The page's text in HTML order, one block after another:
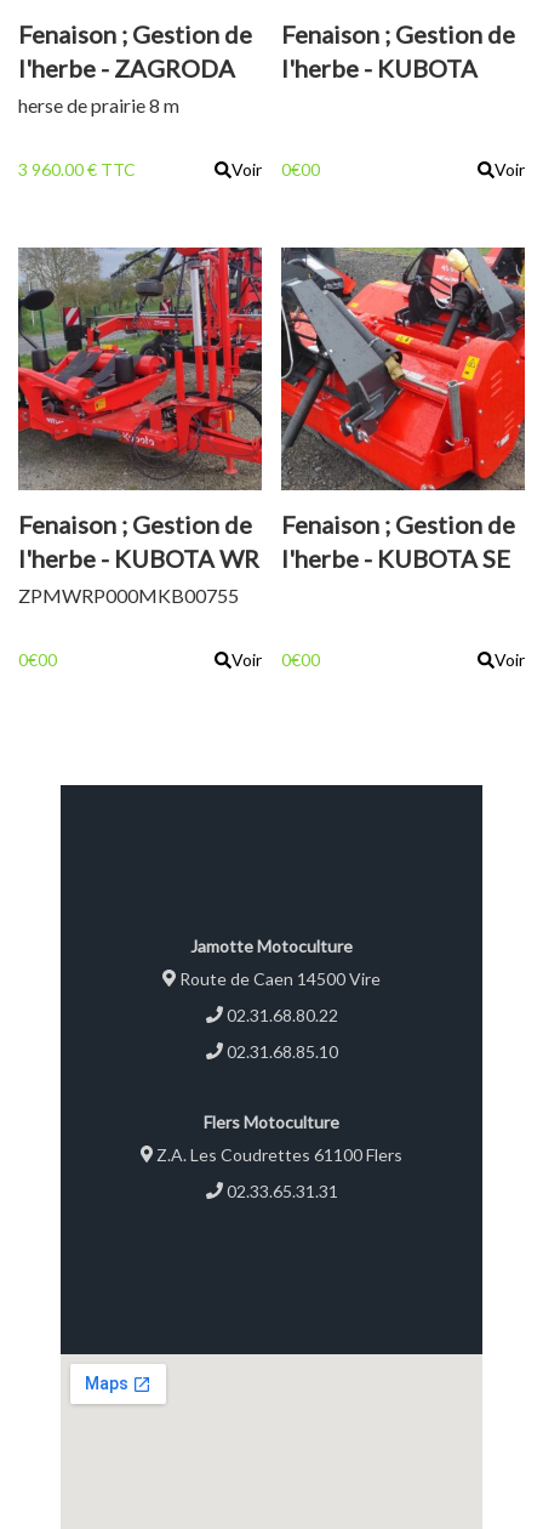
Fenaison ; Gestion de
l'herbe - ZAGRODA
1142 RX 8M
herse de prairie 8 m
3 960.00 € TTC Voir
Fenaison ; Gestion de
l'herbe - KUBOTA
0€00 Voir
Fenaison ; Gestion de
l'herbe - KUBOTA WR
1400
ZPMWRP000MKB00755
0€00 Voir
Fenaison ; Gestion de
l'herbe - KUBOTA SE
0€00 Voir
Jamotte Motoculture
Route de Caen 14500 Vire
02.31.68.80.22
02.31.68.85.10
Flers Motoculture
Z.A. Les Coudrettes 61100 Flers
02.33.65.31.31